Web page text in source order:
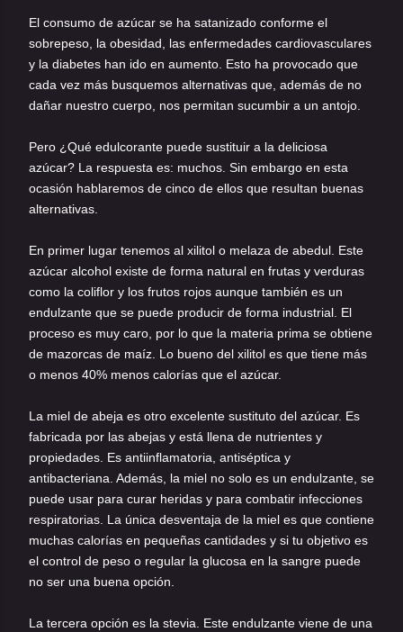
El consumo de azúcar se ha satanizado conforme el
sobrepeso, la obesidad, las enfermedades cardiovasculares
y la diabetes han ido en aumento. Esto ha provocado que
cada vez más busquemos alternativas que, además de no
dañar nuestro cuerpo, nos permitan sucumbir a un antojo.
Pero ¿Qué edulcorante puede sustituir a la deliciosa
azúcar? La respuesta es: muchos. Sin embargo en esta
ocasión hablaremos de cinco de ellos que resultan buenas
alternativas.
En primer lugar tenemos al xilitol o melaza de abedul. Este
azúcar alcohol existe de forma natural en frutas y verduras
como la coliflor y los frutos rojos aunque también es un
endulzante que se puede producir de forma industrial. El
proceso es muy caro, por lo que la materia prima se obtiene
de mazorcas de maíz. Lo bueno del xilitol es que tiene más
o menos 40% menos calorías que el azúcar.
La miel de abeja es otro excelente sustituto del azúcar. Es
fabricada por las abejas y está llena de nutrientes y
propiedades. Es antiinflamatoria, antiséptica y
antibacteriana. Además, la miel no solo es un endulzante, se
puede usar para curar heridas y para combatir infecciones
respiratorias. La única desventaja de la miel es que contiene
muchas calorías en pequeñas cantidades y si tu objetivo es
el control de peso o regular la glucosa en la sangre puede
no ser una buena opción.
La tercera opción es la stevia. Este endulzante viene de una